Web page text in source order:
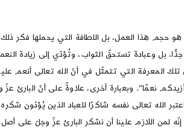
حجم هذا العمل، بل اللطافة التي يحملها فكر ذلك
وعبادة تستحقّ الثواب، وتُؤدّي إلى زيادة النعم..
المعرفة التي تتمثّل في أنّ الله تعالى أنعم
نعمًا”. وبعبارة أخرى، علاوةً على أنّ البارئ
الله تعالى نفسه شاكرًا للعباد الذين يُؤدّون
إنّه لمن اللازم علينا أن نشكر البارئ عزّ وجلّ على